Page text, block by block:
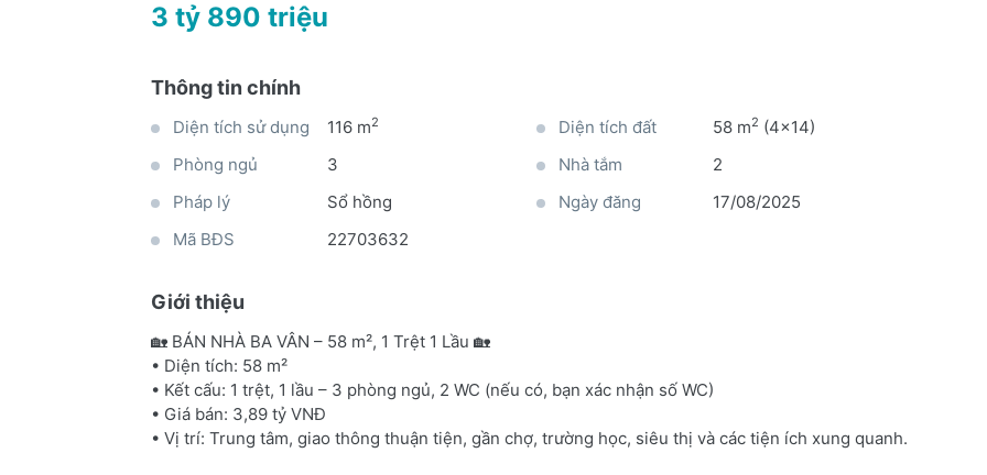
3 tỷ 890 triệu
Thông tin chính
Diện tích sử dụng 116 m2 Diện tích đất 58 m2 (4x14)
Phòng ngủ
3 Nhà tắm
2
Pháp lý
Sổ hồng Ngày đăng
17/08/2025
Mã BĐS
22703632
Giới thiệu
🏡 BÁN NHÀ BA VÂN – 58 m², 1 Trệt 1 Lầu 🏡
• Diện tích: 58 m²
• Kết cấu: 1 trệt, 1 lầu – 3 phòng ngủ, 2 WC (nếu có, bạn xác nhận số WC)
• Giá bán: 3,89 tỷ VNĐ
• Vị trí: Trung tâm, giao thông thuận tiện, gần chợ, trường học, siêu thị và các tiện ích xung quanh.